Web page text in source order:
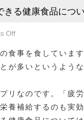
きる健康食品につ
Offon ウコンを摂取する
食事を食していま
が多いというよう
リなのです。「疲
養補給するのも実